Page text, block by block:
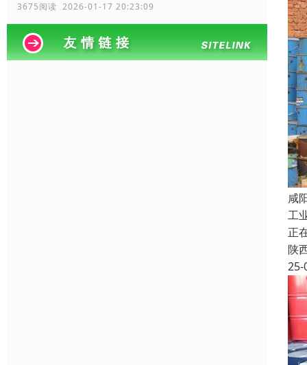
3675阅读 2026-01-17 20:23:09
咸
工
正
陕
25-